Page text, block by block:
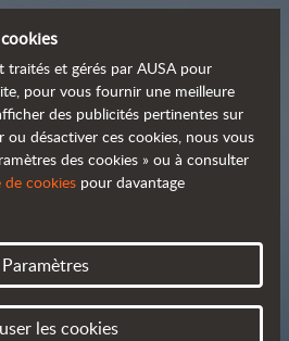
notre large
de produits
traités et gérés par AUSA pour
pour vous fournir une meilleure
des publicités pertinentes sur
désactiver ces cookies, nous vous
des cookies » ou à consulter
de cookies pour davantage
Paramètres
les cookies